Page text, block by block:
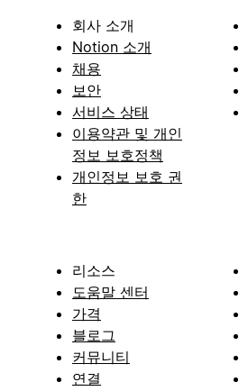
회사 소개
Notion 소개
채용
보안
서비스 상태
이용약관 및 개인
정보 보호정책
개인정보 보호 권
한
리소스
도움말 센터
가격
블로그
커뮤니티
연결